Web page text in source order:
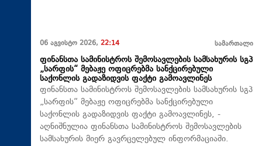
06 აგვისტო 2026, 22:14 სამართალი
ფინანსთა სამინისტროს შემოსავლების სამსახურის სგპ
„სარფის“ მებაჟე ოფიცრებმა სანქცირებული
საქონლის გადაზიდვის ფაქტი გამოავლინეს
ფინანსთა სამინისტროს შემოსავლების სამსახურის სგპ
„სარფის“ მებაჟე ოფიცრებმა სანქცირებული
საქონლის გადაზიდვის ფაქტი გამოავლინეს, -
აღნიშნულია ფინანსთა სამინისტროს შემოსავლების
სამსახურის მიერ გავრცელებულ ინფორმაციაში.